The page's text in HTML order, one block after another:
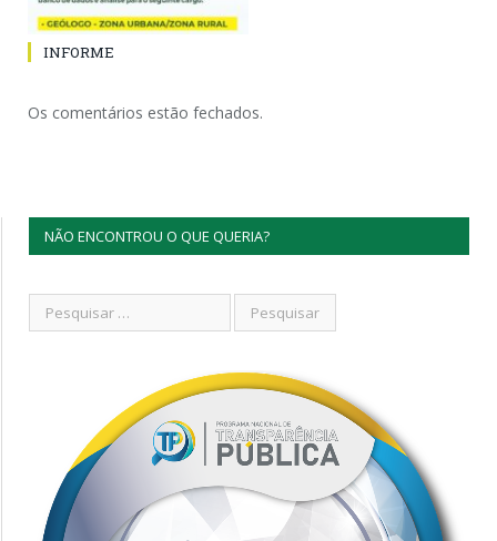
INFORME
Os comentários estão fechados.
NÃO ENCONTROU O QUE QUERIA?